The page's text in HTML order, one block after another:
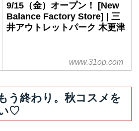
9/15（金）オープン！ [New
Balance Factory Store] | 三
井アウトレットパーク 木更津
www.31op.com
う終わり。秋コスメを
♡